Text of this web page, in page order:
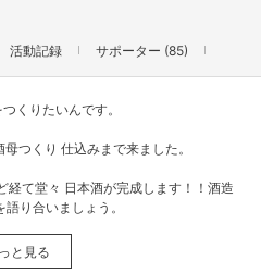
活動記録 サポーター (85)
くりたいんです。
つくり 仕込みまで来ました。
て堂々 日本酒が完成します！！酒造
り合いましょう。
と見る